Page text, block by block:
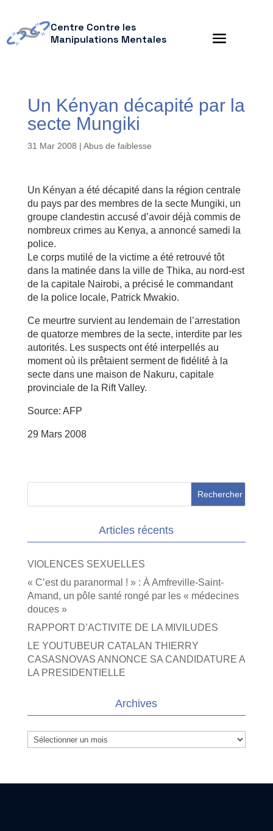
Centre Contre les
Manipulations Mentales
Un Kényan décapité par la
secte Mungiki
31 Mar 2008 | Abus de faiblesse
Un Kényan a été décapité dans la région centrale
du pays par des membres de la secte Mungiki, un
groupe clandestin accusé d’avoir déjà commis de
nombreux crimes au Kenya, a annoncé samedi la
police.
Le corps mutilé de la victime a été retrouvé tôt
dans la matinée dans la ville de Thika, au nord-est
de la capitale Nairobi, a précisé le commandant
de la police locale, Patrick Mwakio.
Ce meurtre survient au lendemain de l’arrestation
de quatorze membres de la secte, interdite par les
autorités. Les suspects ont été interpellés au
moment où ils prêtaient serment de fidélité à la
secte dans une maison de Nakuru, capitale
provinciale de la Rift Valley.
Source: AFP
29 Mars 2008
Articles récents
VIOLENCES SEXUELLES
« C’est du paranormal ! » : À Amfreville-Saint-
Amand, un pôle santé rongé par les « médecines
douces »
RAPPORT D’ACTIVITE DE LA MIVILUDES
LE YOUTUBEUR CATALAN THIERRY
CASASNOVAS ANNONCE SA CANDIDATURE A
LA PRESIDENTIELLE
Archives
Archives